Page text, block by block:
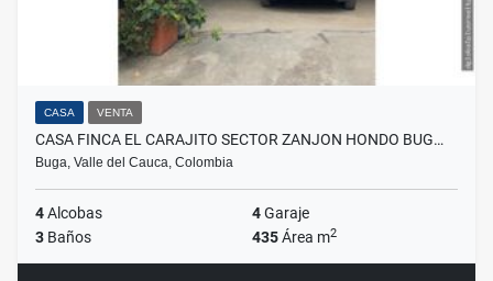
CASA VENTA
CASA FINCA EL CARAJITO SECTOR ZANJON HONDO BUG…
Buga, Valle del Cauca, Colombia
4Alcobas 4Garaje
3 Baños 435Área m2